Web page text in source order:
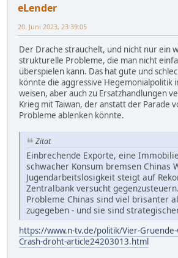
eLender
20. Juni 2023, 23:39:05
Der Drache strauchelt, und nicht nur ein
strukturelle Probleme, die man nicht
überspielen kann. Das hat gute und
könnte die aggressive Hegemonialpolitik
weisen, aber auch zu Ersatzhandlungen
Krieg mit Taiwan, der anstatt der Parade
Probleme ablenken könnte.
Zitat
Einbrechende Exporte, eine
schwacher Konsum bremsen Chinas
Jugendarbeitslosigkeit steigt auf
Zentralbank versucht
Probleme Chinas sind viel brisanter
zugegeben - und sie sind
https://www.n-tv.de/politik/Vier-Gruende-
Crash-droht-article24203013.html